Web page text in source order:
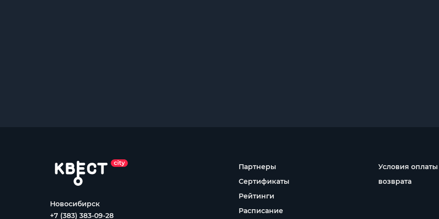
Новосибирск
+7 (383) 383-09-28
Партнеры
Сертификаты
Рейтинги
Расписание
Условия
возврата